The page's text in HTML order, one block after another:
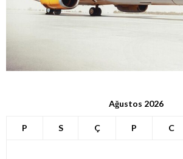
Ağustos 2026
P S Ç P C